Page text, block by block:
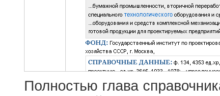
Полностью глава